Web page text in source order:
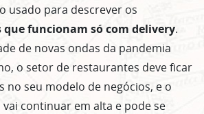
usado para descrever os
funcionam só com delivery.
de novas ondas da pandemia
o setor de restaurantes deve ficar
no seu modelo de negócios, e o
continuar em alta e pode se